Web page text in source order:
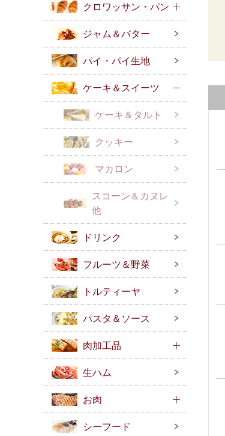
クロワッサン・パン
ジャム＆バター
パイ・パイ生地
ケーキ＆スイーツ
ケーキ＆タルト
クッキー
マカロン
スコーン＆カヌレ
他
ドリンク
フルーツ＆野菜
トルティーヤ
パスタ＆ソース
肉加工品
生ハム
お肉
シーフード